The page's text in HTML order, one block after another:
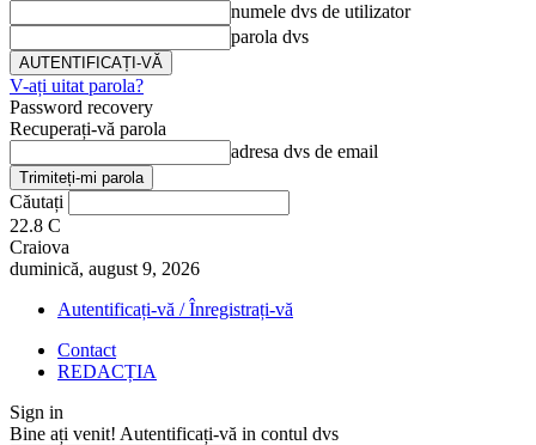
numele dvs de utilizator
parola dvs
V-ați uitat parola?
Password recovery
Recuperați-vă parola
adresa dvs de email
Căutați
22.8 C
Craiova
duminică, august 9, 2026
Autentificați-vă / Înregistrați-vă
Contact
REDACȚIA
Sign in
Bine ați venit! Autentificați-vă in contul dvs